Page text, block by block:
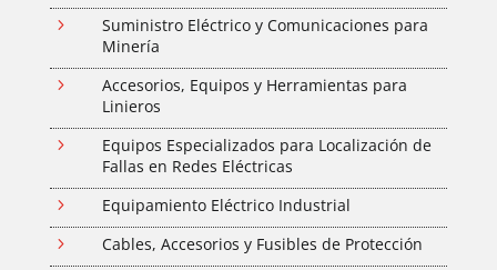
5
Suministro Eléctrico y Comunicaciones para
Minería
5
Accesorios, Equipos y Herramientas para
Linieros
5
Equipos Especializados para Localización de
Fallas en Redes Eléctricas
5 Equipamiento Eléctrico Industrial
5 Cables, Accesorios y Fusibles de Protección